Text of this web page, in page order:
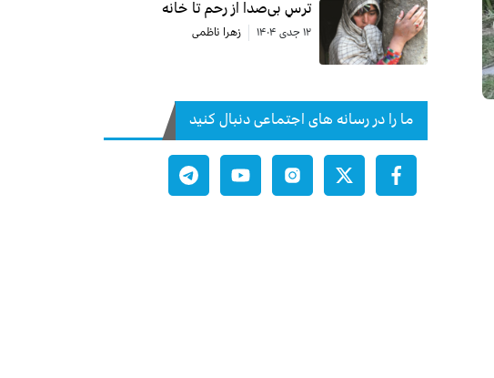
ترسِ بی‌صدا از رحم تا خانه
۱۲ جدی ۱۴۰۴ زهرا ناظمی
ما را در رسانه های اجتماعی دنبال کنید